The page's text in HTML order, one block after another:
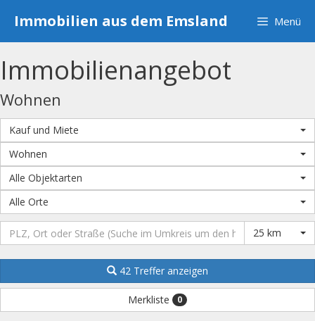
Inhalt
springen
Immobilien aus dem Emsland Menü
Immobilien­angebot
Wohnen
Kauf und Miete
Wohnen
Alle Objektarten
Alle Orte
25 km
42 Treffer anzeigen
Merkliste 0